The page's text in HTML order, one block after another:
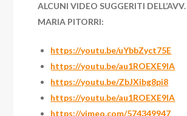
ALCUNI VIDEO SUGGERITI
MARIA PITORRI:
https://youtu.be/uYbbZyct75E
https://youtu.be/au1ROEXE9lA
https://youtu.be/ZbJXibg8pi8
https://youtu.be/au1ROEXE9lA
https://vimeo.com/574349947